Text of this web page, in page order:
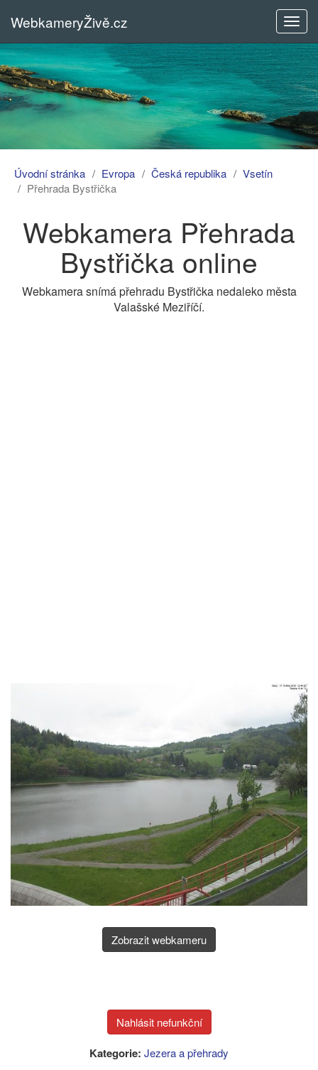
menu
WebkameryŽivě.cz
Úvodní stránka Evropa Česká republika
Vsetín
Přehrada Bystřička
Webkamera Přehrada
Bystřička online
Webkamera snímá přehradu Bystřička nedaleko města
Valašské Meziříčí.
Zobrazit webkameru
Kategorie: Jezera a přehrady